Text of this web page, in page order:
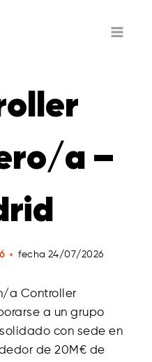
a –
fecha 24/07/2026
a Controller
a un grupo
con sede en
de 20M€ de